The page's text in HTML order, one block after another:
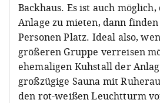
Backhaus. Es ist auch möglich,
Anlage zu mieten, dann finden
Personen Platz. Ideal also,
größeren Gruppe verreisen
ehemaligen Kuhstall der
großzügige Sauna mit
den rot-weißen Leuchtturm